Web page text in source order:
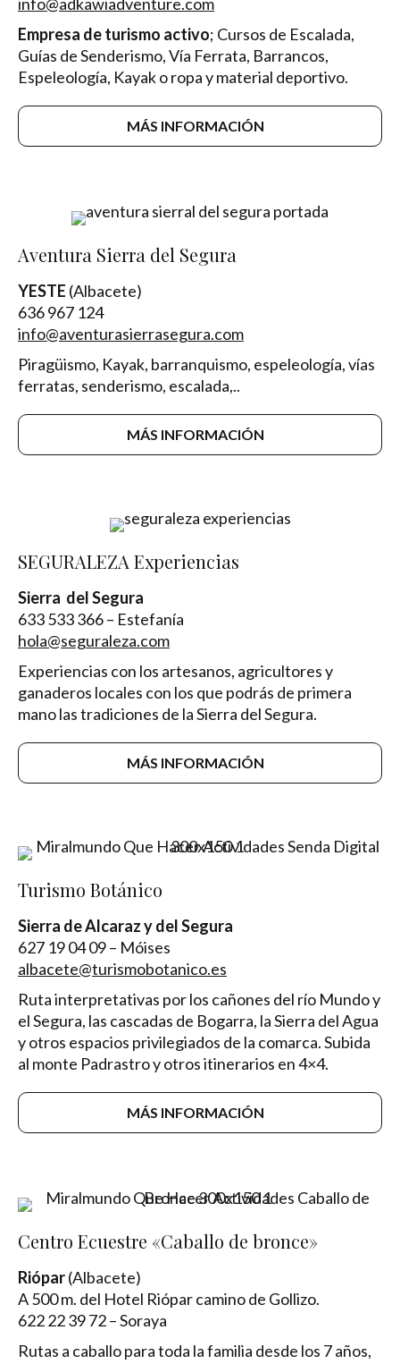
Empresa de turismo activo; Cursos de Escalada,
Guías de Senderismo, Vía Ferrata, Barrancos,
Espeleología, Kayak o ropa y material deportivo.
MÁS INFORMACIÓN
Aventura Sierra del Segura
YESTE (Albacete)
636 967 124
info@aventurasierrasegura.com
Piragüismo, Kayak, barranquismo, espeleología, vías
ferratas, senderismo, escalada,..
MÁS INFORMACIÓN
SEGURALEZA Experiencias
Sierra del Segura
633 533 366 – Estefanía
hola@seguraleza.com
Experiencias con los artesanos, agricultores y
ganaderos locales con los que podrás de primera
mano las tradiciones de la Sierra del Segura.
MÁS INFORMACIÓN
Turismo Botánico
Sierra de Alcaraz y del Segura
627 19 04 09 – Móises
albacete@turismobotanico.es
Ruta interpretativas por los cañones del río Mundo y
el Segura, las cascadas de Bogarra, la Sierra del Agua
y otros espacios privilegiados de la comarca. Subida
al monte Padrastro y otros itinerarios en 4×4.
MÁS INFORMACIÓN
Centro Ecuestre «Caballo de bronce»
Riópar(Albacete)
A 500 m. del Hotel Riópar camino de Gollizo.
622 22 39 72 – Soraya
Rutas a caballo para toda la familia desde los 7 años,